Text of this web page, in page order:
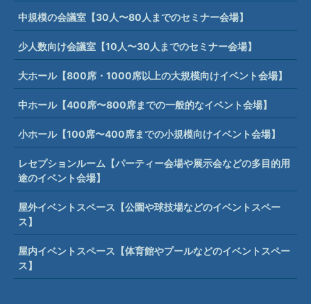
中規模の会議室【30人〜80人までのセミナー会場】
少人数向け会議室【10人〜30人までのセミナー会場】
大ホール【800席・1000席以上の大規模向けイベント会場】
中ホール【400席〜800席までの一般的なイベント会場】
小ホール【100席〜400席までの小規模向けイベント会場】
レセプションルーム【パーティー会場や展示会などの多目的用
途のイベント会場】
屋外イベントスペース【公園や球技場などのイベントスペー
ス】
屋内イベントスペース【体育館やプールなどのイベントスペー
ス】